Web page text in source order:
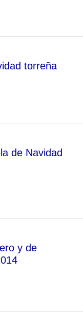
torreña
de Navidad
y de